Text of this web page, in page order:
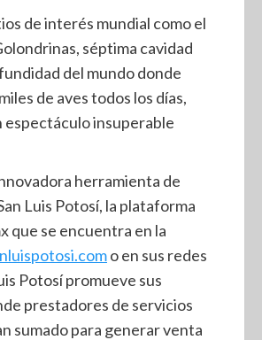
de interés mundial como el
séptima cavidad
del mundo donde
de aves todos los días,
espectáculo insuperable
herramienta de
Luis Potosí, la plataforma
que se encuentra en la
o en sus redes
Potosí promueve sus
prestadores de servicios
sumado para generar venta